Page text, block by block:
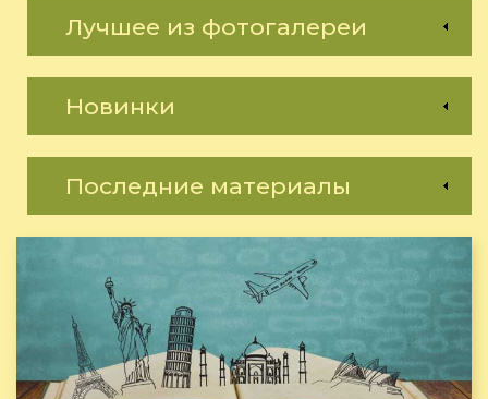
Лучшее из фотогалереи
Новинки
Последние материалы